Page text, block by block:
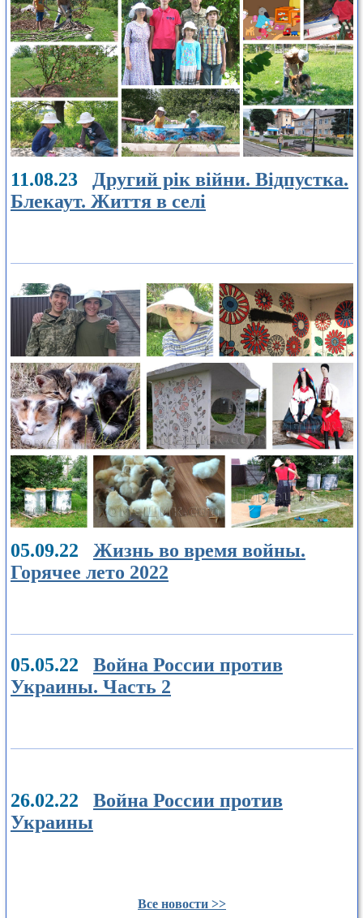
11.08.23 Другий рік війни. Відпустка.
Блекаут. Життя в селі
05.09.22 Жизнь во время войны.
Горячее лето 2022
05.05.22 Война России против
Украины. Часть 2
26.02.22 Война России против
Украины
Все новости >>